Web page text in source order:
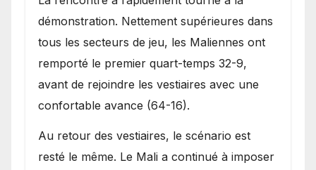
démonstration. Nettement supérieures dans
tous les secteurs de jeu, les Maliennes ont
remporté le premier quart-temps 32-9,
avant de rejoindre les vestiaires avec une
confortable avance (64-16).
Au retour des vestiaires, le scénario est
resté le même. Le Mali a continué à imposer